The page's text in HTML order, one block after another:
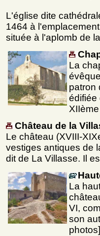
L'église dite
1464 à
située à l'aplomb de
La
patron
édifiée
Château de la
Le château (XVIII-
vestiges antiques de
dit de La Villasse. Il
La
VI,
son
photos]